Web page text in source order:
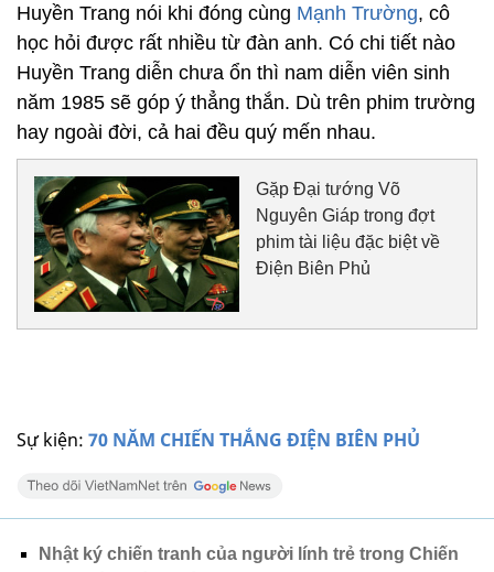
Sự kiện: 70 NĂM CHIẾN THẮNG ĐIỆN BIÊN PHỦ
Huyền Trang nói khi đóng cùng Mạnh Trường, cô
học hỏi được rất nhiều từ đàn anh. Có chi tiết nào
Huyền Trang diễn chưa ổn thì nam diễn viên sinh
năm 1985 sẽ góp ý thẳng thắn. Dù trên phim trường
hay ngoài đời, cả hai đều quý mến nhau.
Gặp Đại tướng Võ
Nguyên Giáp trong đợt
phim tài liệu đặc biệt về
Điện Biên Phủ
Nhật ký chiến tranh của người lính trẻ trong Chiến